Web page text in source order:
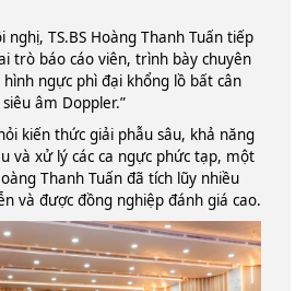
nghị, TS.BS Hoàng Thanh Tuấn tiếp
trò báo cáo viên, trình bày chuyên
ngực phì đại khổng lồ bất cân
âm Doppler.”
kiến thức giải phẫu sâu, khả năng
và xử lý các ca ngực phức tạp, một
Thanh Tuấn đã tích lũy nhiều
và được đồng nghiệp đánh giá cao.